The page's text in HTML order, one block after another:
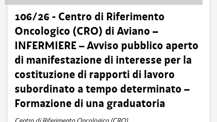
106/26 - Centro di Riferimento
Oncologico (CRO) di Aviano –
INFERMIERE – Avviso pubblico aperto
di manifestazione di interesse per la
costituzione di rapporti di lavoro
subordinato a tempo determinato –
Formazione di una graduatoria